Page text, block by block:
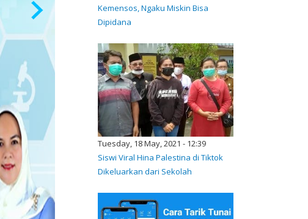
Kemensos, Ngaku Miskin Bisa
Dipidana
Tuesday, 18 May, 2021 - 12:39
Siswi Viral Hina Palestina di Tiktok
Dikeluarkan dari Sekolah